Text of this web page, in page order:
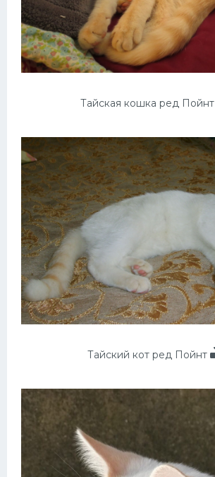
Тайская кошка ред Пойнт
Тайский кот ред Пойнт